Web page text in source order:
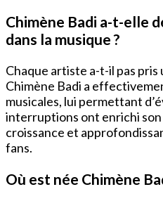
Chimène Badi a-t-elle
dans la musique ?
Chaque artiste a-t-il pas
Chimène Badi a
musicales, lui permettant
interruptions ont enrichi
croissance et
fans.
Où est née Chimène